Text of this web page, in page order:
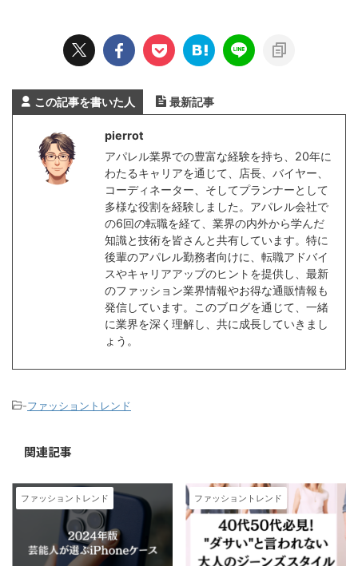
この記事を書いた人 最新記事
pierrot
アパレル業界での豊富な経験を持ち、20年に
わたるキャリアを通じて、店長、バイヤー、
コーディネーター、そしてプランナーとして
多様な役割を経験しました。アパレル会社で
の6回の転職を経て、業界の内外から学んだ
知識と技術を皆さんと共有しています。特に
後輩のアパレル勤務者向けに、転職アドバイ
スやキャリアアップのヒントを提供し、最新
のファッション業界情報やお得な通販情報も
発信しています。このブログを通じて、一緒
に業界を深く理解し、共に成長していきまし
ょう。
-ファッショントレンド
関連記事
ファッショントレンド ファッショントレンド